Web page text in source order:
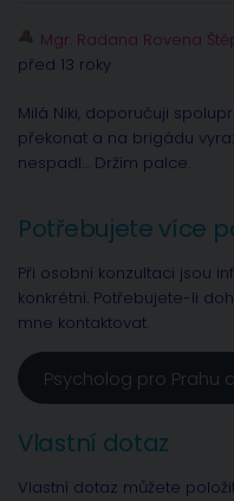
Mgr. Radana Rovena
před 13 roky
Milá Niki, doporučuji
překonat a na brigádu
nespadl… Držím palce.
Potřebujete více
Při osobní konzultaci jsou
konkrétní. Potřebujete-li
mne kontaktovat.
Psycholog pro Prahu
Vlastní dotaz
Vlastní dotaz můžete